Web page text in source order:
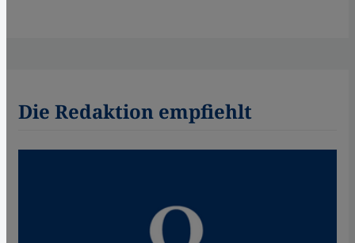
Die Redaktion empfiehlt